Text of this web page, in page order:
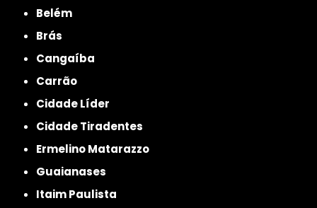
Belém
Brás
Cangaíba
Carrão
Cidade Líder
Cidade Tiradentes
Ermelino Matarazzo
Guaianases
Itaim Paulista